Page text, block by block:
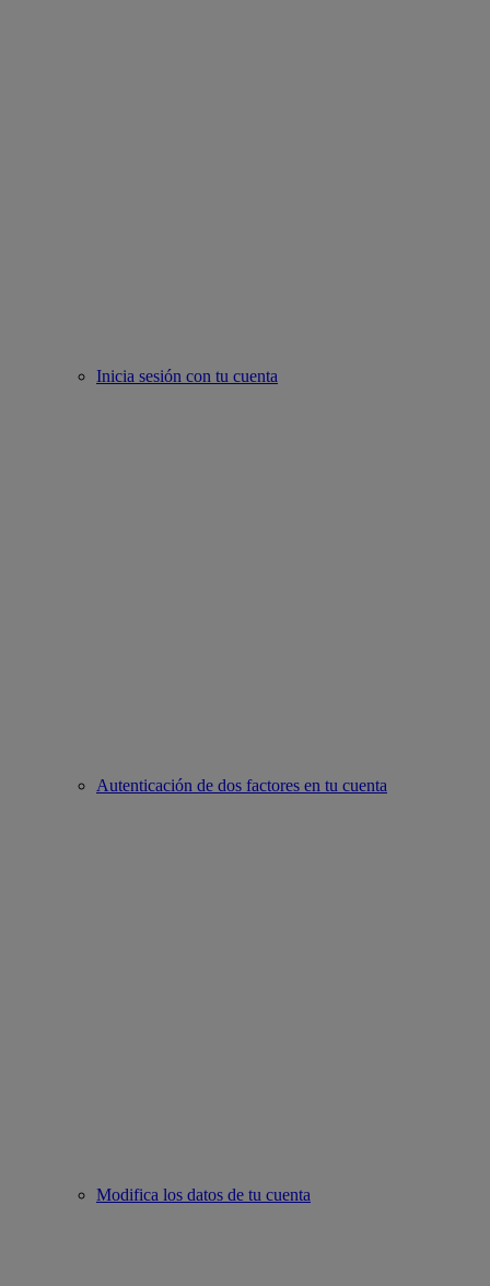
Inicia sesión con tu cuenta
Autenticación de dos factores en tu cuenta
Modifica los datos de tu cuenta